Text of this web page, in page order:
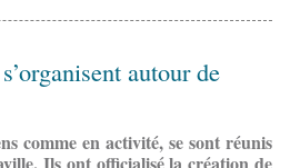
autour de
comme en activité, se sont réunis